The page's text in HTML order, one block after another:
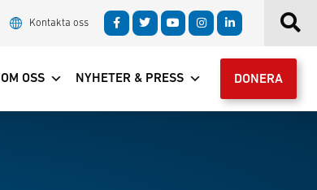
Kontakta oss
OM OSS NYHETER & PRESS DONERA